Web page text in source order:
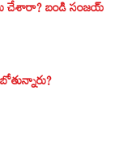
చేశారా? బండి సంజయ్‌